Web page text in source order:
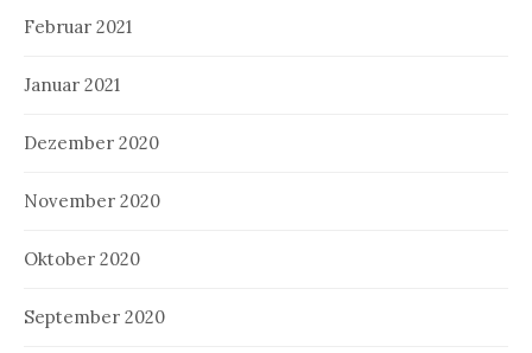
Februar 2021
Januar 2021
Dezember 2020
November 2020
Oktober 2020
September 2020